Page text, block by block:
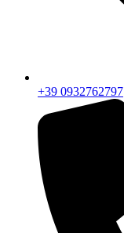
+39 0932762797